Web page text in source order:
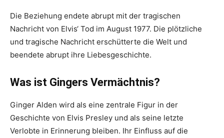
Die Beziehung endete abrupt mit der tragischen
Nachricht von Elvis‘ Tod im August 1977. Die plötzliche
und tragische Nachricht erschütterte die Welt und
beendete abrupt ihre Liebesgeschichte.
Was ist Gingers Vermächtnis?
Ginger Alden wird als eine zentrale Figur in der
Geschichte von Elvis Presley und als seine letzte
Verlobte in Erinnerung bleiben. Ihr Einfluss auf die